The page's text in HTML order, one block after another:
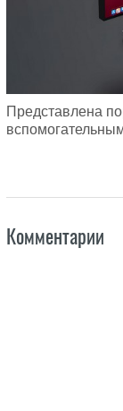
Представлена
Комментарии